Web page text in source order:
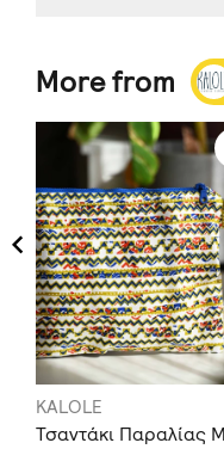
More from
KALOLE
Τσαντάκι Παραλίας